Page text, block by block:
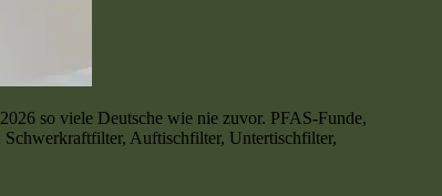
so viele Deutsche wie nie zuvor. PFAS-Funde,
Schwerkraftfilter, Auftischfilter, Untertischfilter,